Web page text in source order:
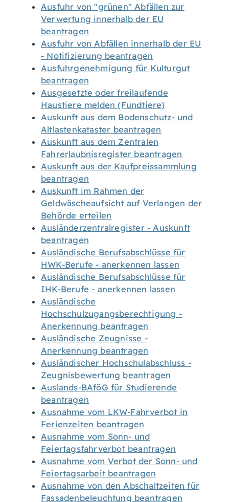
Ausfuhr von "grünen" Abfällen zur
Verwertung innerhalb der EU
beantragen
Ausfuhr von Abfällen innerhalb der EU
- Notifizierung beantragen
Ausfuhrgenehmigung für Kulturgut
beantragen
Ausgesetzte oder freilaufende
Haustiere melden (Fundtiere)
Auskunft aus dem Bodenschutz- und
Altlastenkataster beantragen
Auskunft aus dem Zentralen
Fahrerlaubnisregister beantragen
Auskunft aus der Kaufpreissammlung
beantragen
Auskunft im Rahmen der
Geldwäscheaufsicht auf Verlangen der
Behörde erteilen
Ausländerzentralregister - Auskunft
beantragen
Ausländische Berufsabschlüsse für
HWK-Berufe - anerkennen lassen
Ausländische Berufsabschlüsse für
IHK-Berufe - anerkennen lassen
Ausländische
Hochschulzugangsberechtigung -
Anerkennung beantragen
Ausländische Zeugnisse -
Anerkennung beantragen
Ausländischer Hochschulabschluss -
Zeugnisbewertung beantragen
Auslands-BAföG für Studierende
beantragen
Ausnahme vom LKW-Fahrverbot in
Ferienzeiten beantragen
Ausnahme vom Sonn- und
Feiertagsfahrverbot beantragen
Ausnahme vom Verbot der Sonn- und
Feiertagsarbeit beantragen
Ausnahme von den Abschaltzeiten für
Fassadenbeleuchtung beantragen